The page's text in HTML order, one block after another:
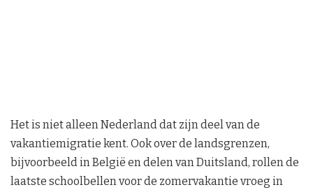
Het is niet alleen Nederland dat zijn deel van de
vakantiemigratie kent. Ook over de landsgrenzen,
bijvoorbeeld in België en delen van Duitsland, rollen de
laatste schoolbellen voor de zomervakantie vroeg in